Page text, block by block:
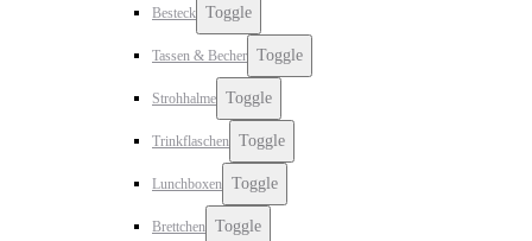
Besteck Toggle
Tassen & Becher Toggle
Strohhalme Toggle
Trinkflaschen Toggle
Lunchboxen Toggle
Brettchen Toggle